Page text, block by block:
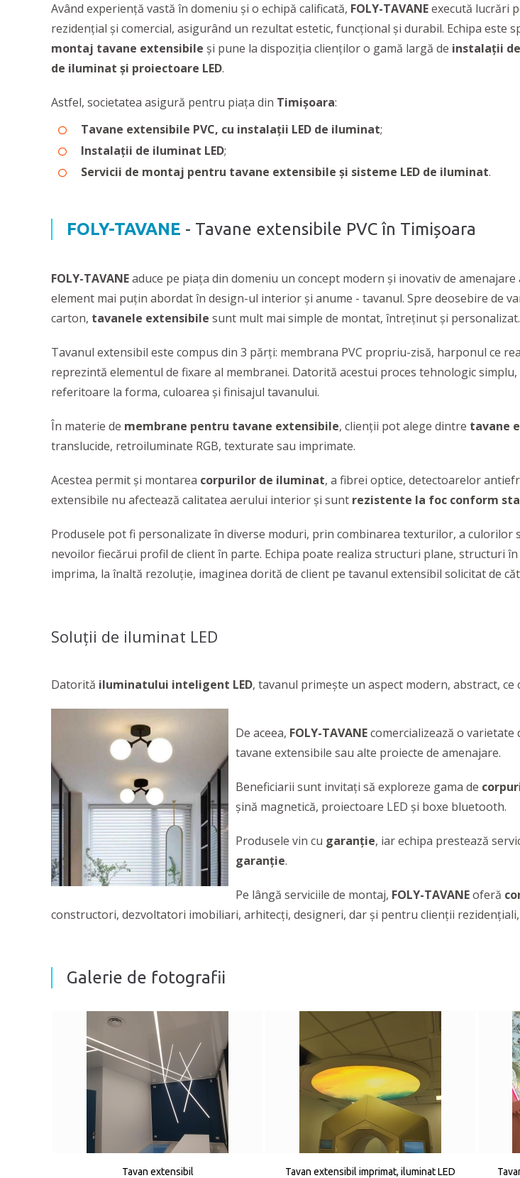
Având experiență vastă în domeniu și o echipă calificată, FOLY-TAVANEexecută lucrări
rezidențial și comercial, asigurând un rezultat estetic, funcțional și durabil. Echipa este
montaj tavane extensibile și pune la dispoziția clienților o gamă largă de instalații
de iluminat și proiectoare LED.
Astfel, societatea asigură pentru piața din Timișoara:
Tavane extensibile PVC, cu instalații LED de iluminat;
Instalații de iluminat LED;
Servicii de montaj pentru tavane extensibile și sisteme LED de iluminat.
FOLY-TAVANE - Tavane extensibile PVC în Timișoara
FOLY-TAVANEaduce pe piața din domeniu un concept modern și inovativ de
element mai puțin abordat în design-ul interior și anume - tavanul. Spre deosebire de
carton, tavanele extensibile sunt mult mai simple de montat, întreținut și personalizat.
Tavanul extensibil este compus din 3 părți: membrana PVC propriu-zisă, harponul ce
reprezintă elementul de fixare al membranei. Datorită acestui proces tehnologic simplu,
referitoare la forma, culoarea și finisajul tavanului.
În materie de membrane pentru tavane extensibile, clienții pot alege dintre tavane
translucide, retroiluminate RGB, texturate sau imprimate.
Acestea permit și montarea corpurilor de iluminat, a fibrei optice, detectoarelor
extensibile nu afectează calitatea aerului interior și sunt rezistente la foc conform
Produsele pot fi personalizate în diverse moduri, prin combinarea texturilor, a
nevoilor fiecărui profil de client în parte. Echipa poate realiza structuri plane, structuri
imprima, la înaltă rezoluție, imaginea dorită de client pe tavanul extensibil solicitat de
Soluții de iluminat LED
Datorită iluminatului inteligent LED, tavanul primește un aspect modern, abstract,
De aceea, FOLY-TAVANEcomercializează o varietate
tavane extensibile sau alte proiecte de amenajare.
Beneficiarii sunt invitați să exploreze gama de
șină magnetică, proiectoare LED și boxe bluetooth.
Produsele vin cu garanție, iar echipa prestează
garanție.
Pe lângă serviciile de montaj, FOLY-TAVANEoferă
constructori, dezvoltatori imobiliari, arhitecți, designeri, dar și pentru clienții
Galerie de fotografii
Tavan extensibil
Tavan extensibil imprimat, iluminat LED